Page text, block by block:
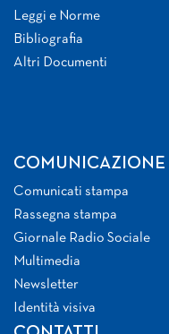
Leggi e Norme
Bibliografia
Altri Documenti
COMUNICAZIONE
Comunicati stampa
Rassegna stampa
Giornale Radio Sociale
Multimedia
Newsletter
Identità visiva